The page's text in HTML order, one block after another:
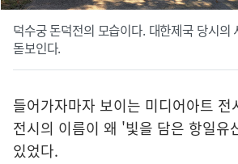
덕수궁 돈덕전의 모습이다. 대한제국 당시의
돋보인다.
들어가자마자 보이는 미디어아트 전
전시의 이름이 왜 '빛을 담은 항일유
있었다.